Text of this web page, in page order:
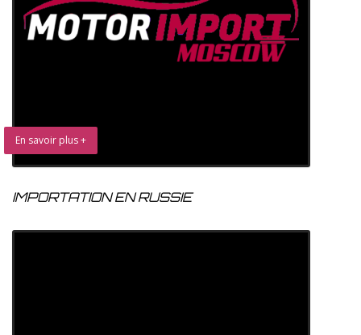
En savoir plus +
IMPORTATION EN RUSSIE